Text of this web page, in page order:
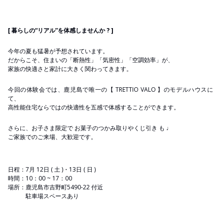
[ 暮らしの“リアル”を体感しませんか ? ]
今年の夏も猛暑が予想されています。
だからこそ、住まいの「断熱性」「気密性」「空調効率」が、
家族の快適さと家計に大きく関わってきます。
今回の体験会では、鹿児島で唯一の【 TRETTIO VALO 】のモデルハウスに
て、
高性能住宅ならではの快適性を五感で体感することができます。
さらに、お子さま限定で お菓子のつかみ取りやくじ引き も ♩
ご家族でのご来場、大歓迎です。
日程：7月 12日 ( 土 )・13日 ( 日 )
時間：10：00 ~ 17：00
場所：鹿児島市吉野町5490-22 付近
駐車場スペースあり